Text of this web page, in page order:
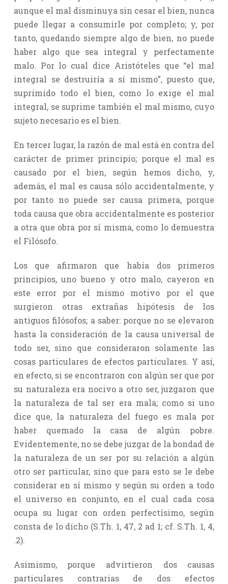
aunque el mal disminuya sin cesar el bien, nunca
puede llegar a consumirle por completo; y, por
tanto, quedando siempre algo de bien, no puede
haber algo que sea integral y perfectamente
malo. Por lo cual dice Aristóteles que “el mal
integral se destruiría a sí mismo”, puesto que,
suprimido todo el bien, como lo exige el mal
integral, se suprime también el mal mismo, cuyo
sujeto necesario es el bien.
En tercer lugar, la razón de mal está en contra del
carácter de primer principio; porque el mal es
causado por el bien, según hemos dicho, y,
además, el mal es causa sólo accidentalmente, y
por tanto no puede ser causa primera, porque
toda causa que obra accidentalmente es posterior
a otra que obra por sí misma, como lo demuestra
el Filósofo.
Los que afirmaron que había dos primeros
principios, uno bueno y otro malo, cayeron en
este error por el mismo motivo por el que
surgieron otras extrañas hipótesis de los
antiguos filósofos; a saber: porque no se elevaron
hasta la consideración de la causa universal de
todo ser, sino que consideraron solamente las
cosas particulares de efectos particulares. Y así,
en efecto, si se encontraron con algún ser que por
su naturaleza era nocivo a otro ser, juzgaron que
la naturaleza de tal ser era mala; como si uno
dice que, la naturaleza del fuego es mala por
haber quemado la casa de algún pobre.
Evidentemente, no se debe juzgar de la bondad de
la naturaleza de un ser por su relación a algún
otro ser particular, sino que para esto se le debe
considerar en sí mismo y según su orden a todo
el universo en conjunto, en el cual cada cosa
ocupa su lugar con orden perfectísimo, según
consta de lo dicho (S.Th. 1, 47, 2 ad 1; cf. S.Th. 1, 4,
.2).
Asimismo, porque advirtieron dos causas
particulares contrarias de dos efectos